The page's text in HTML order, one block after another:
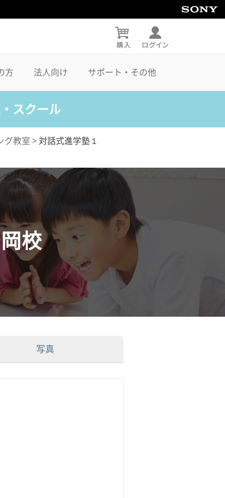
方 法人向け サポート・その他
スクール
グ教室 > 対話式進学塾１
校
写真